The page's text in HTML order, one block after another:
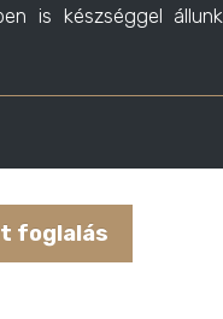
is készséggel
foglalás